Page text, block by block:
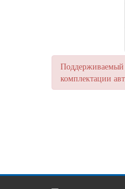
Поддерживаемый
комплектации